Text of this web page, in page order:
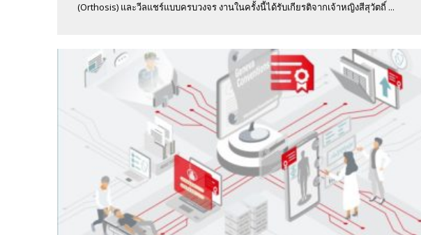
(Orthosis) และวีลแชร์แบบครบวงจร งานในครั้งนี้ได้รับเกียรติจากเจ้าหญิงสีสุวัตถิ์ ...